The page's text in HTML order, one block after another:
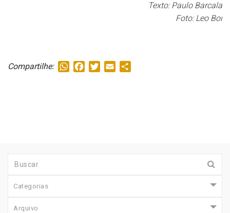
Texto: Paulo Barcala
Foto: Leo Boi
Compartilhe: WhatsApp
FacebookTwitterEmail
Categorias
Arquivo